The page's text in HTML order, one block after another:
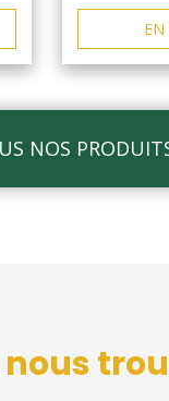
EN
NOS
nous